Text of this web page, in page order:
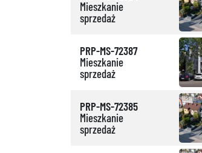
Mieszkanie
sprzedaż
PRP-MS-72387
Mieszkanie
sprzedaż
PRP-MS-72385
Mieszkanie
sprzedaż